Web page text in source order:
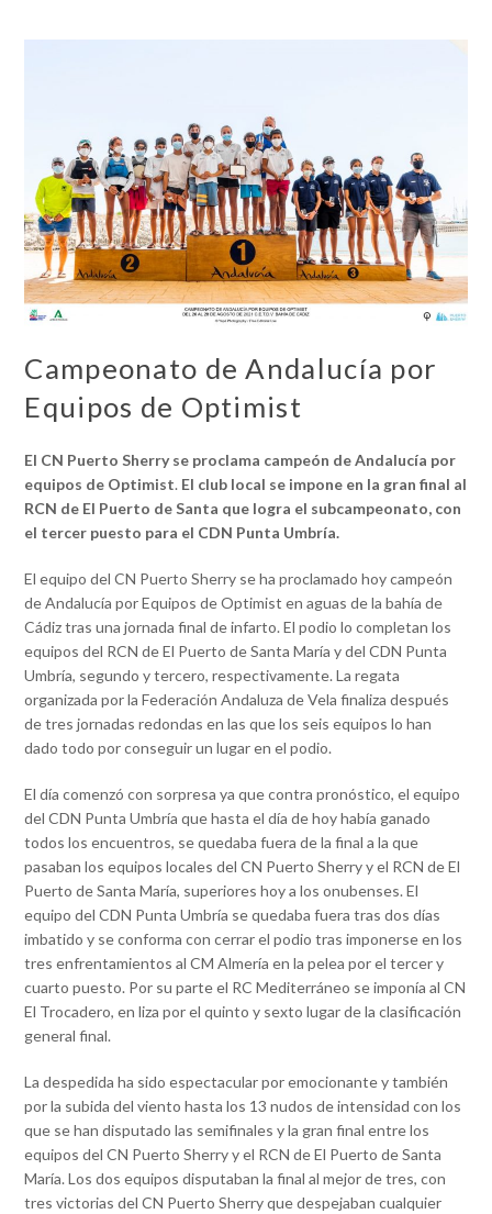
Campeonato de Andalucía por
Equipos de Optimist
El CN Puerto Sherry se proclama campeón de Andalucía por
equipos de Optimist. El club local se impone en la gran final al
RCN de El Puerto de Santa que logra el subcampeonato, con
el tercer puesto para el CDN Punta Umbría.
El equipo del CN Puerto Sherry se ha proclamado hoy campeón
de Andalucía por Equipos de Optimist en aguas de la bahía de
Cádiz tras una jornada final de infarto. El podio lo completan los
equipos del RCN de El Puerto de Santa María y del CDN Punta
Umbría, segundo y tercero, respectivamente. La regata
organizada por la Federación Andaluza de Vela finaliza después
de tres jornadas redondas en las que los seis equipos lo han
dado todo por conseguir un lugar en el podio.
El día comenzó con sorpresa ya que contra pronóstico, el equipo
del CDN Punta Umbría que hasta el día de hoy había ganado
todos los encuentros, se quedaba fuera de la final a la que
pasaban los equipos locales del CN Puerto Sherry y el RCN de El
Puerto de Santa María, superiores hoy a los onubenses. El
equipo del CDN Punta Umbría se quedaba fuera tras dos días
imbatido y se conforma con cerrar el podio tras imponerse en los
tres enfrentamientos al CM Almería en la pelea por el tercer y
cuarto puesto. Por su parte el RC Mediterráneo se imponía al CN
El Trocadero, en liza por el quinto y sexto lugar de la clasificación
general final.
La despedida ha sido espectacular por emocionante y también
por la subida del viento hasta los 13 nudos de intensidad con los
que se han disputado las semifinales y la gran final entre los
equipos del CN Puerto Sherry y el RCN de El Puerto de Santa
María. Los dos equipos disputaban la final al mejor de tres, con
tres victorias del CN Puerto Sherry que despejaban cualquier